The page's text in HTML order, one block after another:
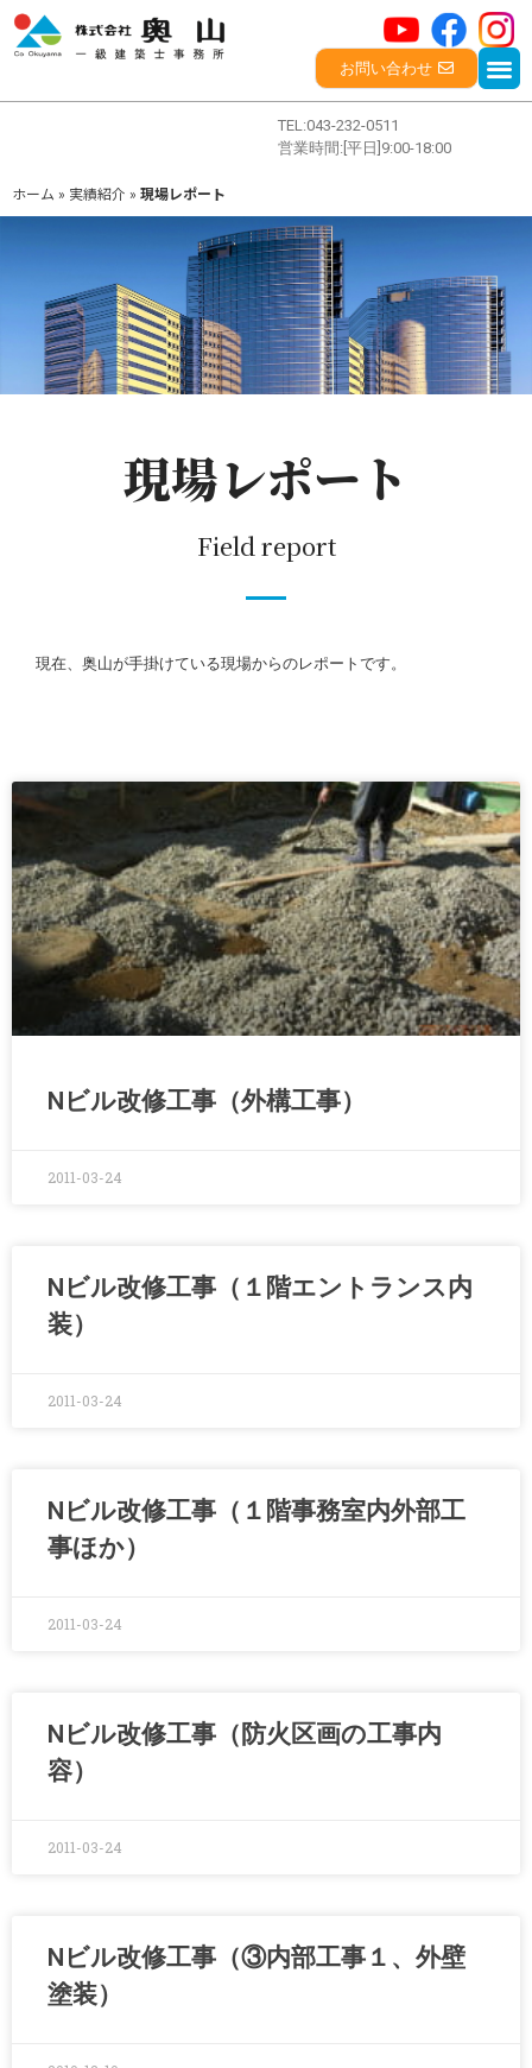
企業情報
沿革
社会貢献活動
社長挨拶
実績紹介
施工実績一覧
施工実績レポート
技術・サービス
設計・施工
養生・クリーニング(美装)工事
お問い合わせ
お問い合わせ
TEL:043-232-0511
営業時間:[平日]9:00-18:00
ホーム » 実績紹介 » 現場レポート
現場レポート
Field report
現在、奥山が手掛けている現場からのレポートです。
Nビル改修工事（外構工事）
2011-03-24
Nビル改修工事（１階エントランス内
装）
2011-03-24
Nビル改修工事（１階事務室内外部工
事ほか）
2011-03-24
Nビル改修工事（防火区画の工事内
容）
2011-03-24
Nビル改修工事（③内部工事１、外壁
塗装）